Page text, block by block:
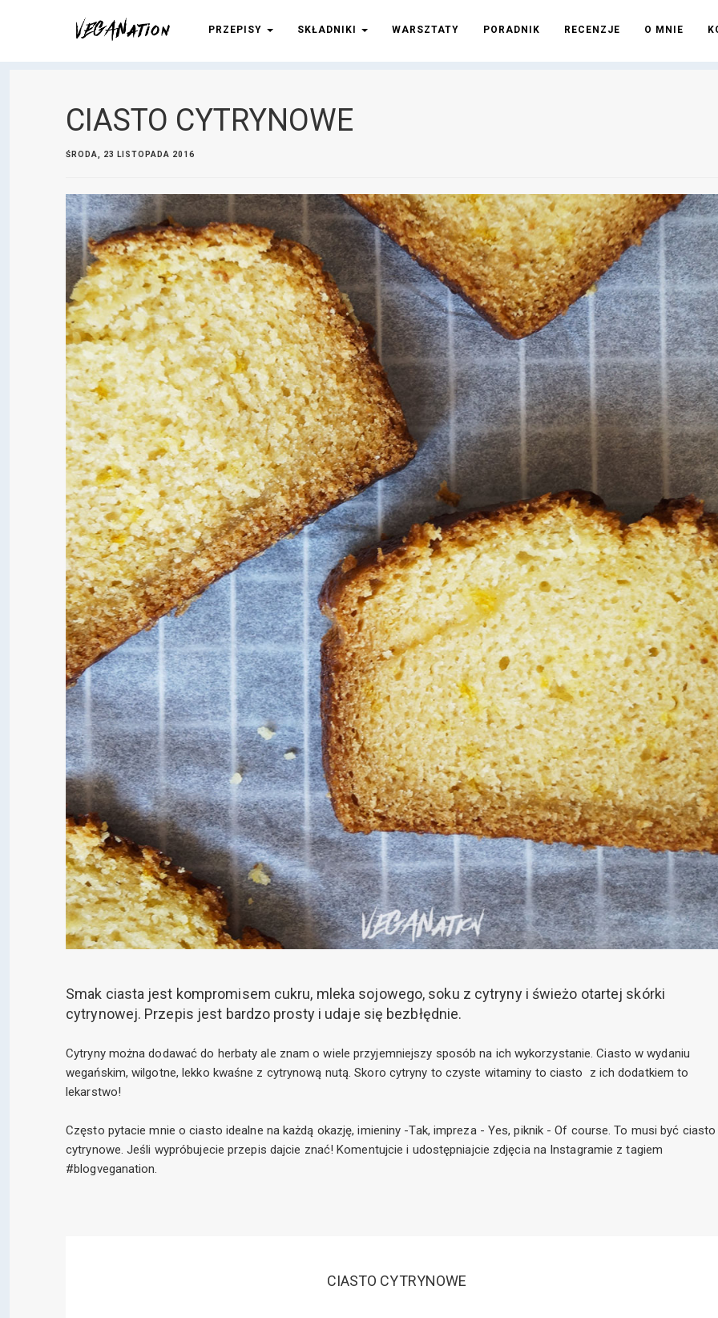
PRZEPISY SKŁADNIKI WARSZTATY PORADNIK RECENZJE O MNIE
CIASTO CYTRYNOWE
ŚRODA, 23 LISTOPADA 2016
Smak ciasta jest kompromisem cukru, mleka sojowego, soku z cytryny i świeżo otartej skórki
cytrynowej. Przepis jest bardzo prosty i udaje się bezbłędnie.
Cytryny można dodawać do herbaty ale znam o wiele przyjemniejszy sposób na ich wykorzystanie. Ciasto w wydaniu
wegańskim, wilgotne, lekko kwaśne z cytrynową nutą. Skoro cytryny to czyste witaminy to ciasto z ich dodatkiem to
lekarstwo!
Często pytacie mnie o ciasto idealne na każdą okazję, imieniny -Tak, impreza - Yes, piknik - Of course. To musi być ciasto
cytrynowe. Jeśli wypróbujecie przepis dajcie znać! Komentujcie i udostępniajcie zdjęcia na Instagramie z tagiem
#blogveganation.
CIASTO CYTRYNOWE